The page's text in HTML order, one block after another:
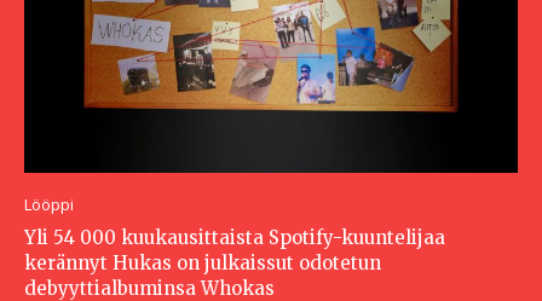
Lööppi
Yli 54 000 kuukausittaista Spotify-kuuntelijaa
kerännyt Hukas on julkaissut odotetun
debyyttialbuminsa Whokas